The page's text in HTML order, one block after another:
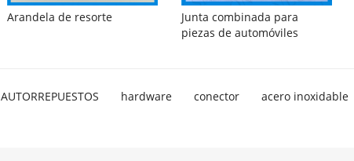
Arandela de resorte
Junta combinada para
piezas de automóviles
AUTORREPUESTOS hardware conector acero inoxidable